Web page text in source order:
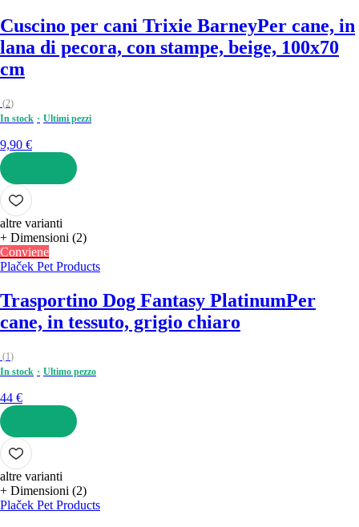
Cuscino per cani Trixie BarneyPer cane, in
lana di pecora, con stampe, beige, 100x70
cm
(2)
In stock
Ultimi pezzi
9,90 €
AGGIUNGI
altre varianti
+ Dimensioni (2)
Conviene
Plaček Pet Products
Trasportino Dog Fantasy PlatinumPer
cane, in tessuto, grigio chiaro
(1)
In stock
Ultimo pezzo
44 €
AGGIUNGI
altre varianti
+ Dimensioni (2)
Plaček Pet Products